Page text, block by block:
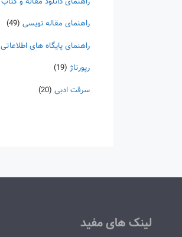
راهنمای مقاله نویسی (49)
راهنمای پایگاه های اطلاعاتی
رپورتاژ (19)
سرقت ادبی (20)
لینک های مفید